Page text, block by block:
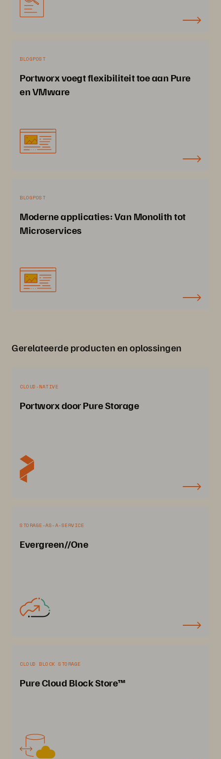
BLOGPOST
Portworx voegt flexibiliteit toe aan Pure
en VMware
BLOGPOST
Moderne applicaties: Van Monolith tot
Microservices
Gerelateerde producten en oplossingen
CLOUD-NATIVE
Portworx door Pure Storage
STORAGE-AS-A-SERVICE
Evergreen//One
CLOUD BLOCK STORAGE
Pure Cloud Block Store™